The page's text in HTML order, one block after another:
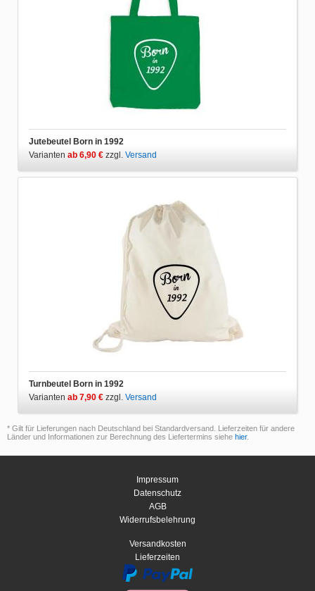
Jutebeutel Born in 1992
Varianten ab 6,90 € zzgl. Versand
Turnbeutel Born in 1992
Varianten ab 7,90 € zzgl. Versand
* Gilt für Lieferungen nach Deutschland bei Standardversand. Lieferzeiten für andere
Länder und Informationen zur Berechnung des Liefertermins siehe hier.
Impressum
Datenschutz
AGB
Widerrufsbelehrung
Versandkosten
Lieferzeiten